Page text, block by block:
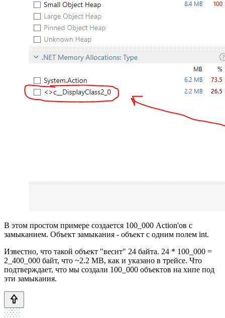
В этом простом примере создается 100_000 Action'ов с
замыканием. Объект замыкания - объект с одним полем int.
Известно, что такой объект "весит" 24 байта. 24 * 100_000 =
2_400_000 байт, что ~2.2 MB, как и указано в трейсе. Что
подтверждает, что мы создали 100_000 объектов на хипе под
эти замыкания.